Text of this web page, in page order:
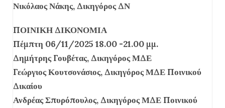
Νικόλαος Νάκης, Δικηγόρος ΔΝ
ΠΟΙΝΙΚΗ ΔΙΚΟΝΟΜΙΑ
Πέμπτη 06/11/2025 18.00 -21.00 μμ.
Δημήτρης Γουβέτας, Δικηγόρος ΜΔΕ
Γεώργιος Κουτσονάσιος, Δικηγόρος ΜΔΕ Ποινικού
Δικαίου
Ανδρέας Σπυρόπουλος, Δικηγόρος ΜΔΕ Ποινικού